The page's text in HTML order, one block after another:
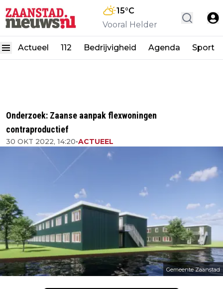
15°C
Vooral Helder
Actueel 112 Bedrijvigheid Agenda Sport
Onderzoek: Zaanse aanpak flexwoningen
contraproductief
30 OKT 2022, 14:20•ACTUEEL
Gemeente Zaanstad